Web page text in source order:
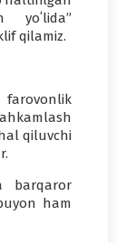
qilamiz.
qiluvchi
barqaror
ham